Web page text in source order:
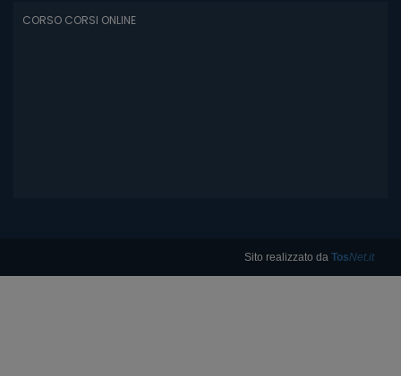
CORSO CORSI ONLINE
Sito realizzato da TosNet.it